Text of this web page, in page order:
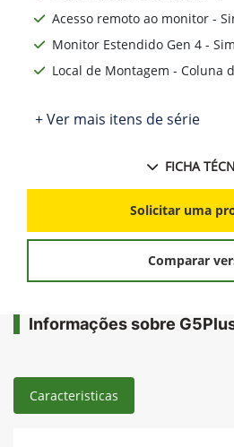
Acesso remoto ao monitor -
Monitor Estendido Gen 4 - Sim
Local de Montagem - Coluna
+ Ver mais itens de série
FICHA
Solicitar uma
Comparar
Informações sobre
Caracteristicas